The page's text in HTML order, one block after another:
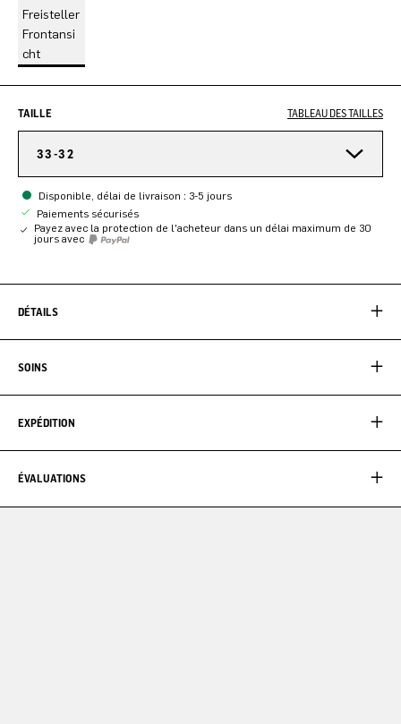
TAILLE TABLEAU DES TAILLES
33-32
Disponible, délai de livraison : 3-5 jours
Paiements sécurisés
Payez avec la protection de l'acheteur dans un délai maximum de 30
jours avec
DÉTAILS
SOINS
EXPÉDITION
ÉVALUATIONS